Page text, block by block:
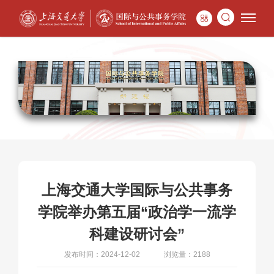
上海交通大学国际与公共事务
学院举办第五届“政治学一流学
科建设研讨会”
发布时间：2024-12-02 浏览量：2188